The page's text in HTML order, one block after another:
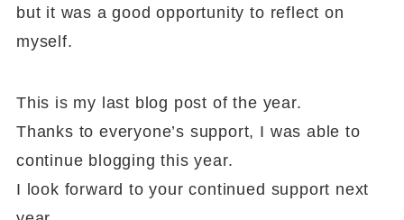
but it was a good opportunity to reflect on
myself.
This is my last blog post of the year.
Thanks to everyone’s support, I was able to
continue blogging this year.
I look forward to your continued support next